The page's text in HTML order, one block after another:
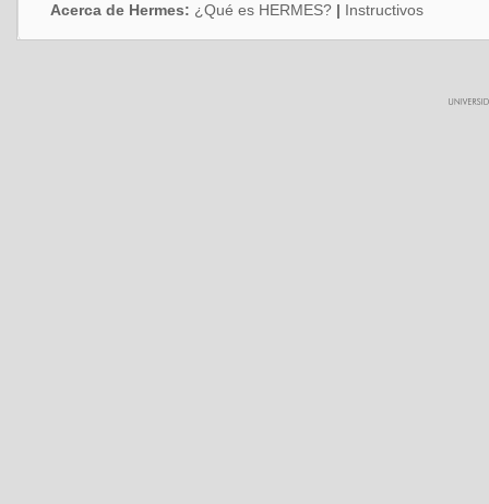
Acerca de Hermes: ¿Qué es HERMES? | Instructivos